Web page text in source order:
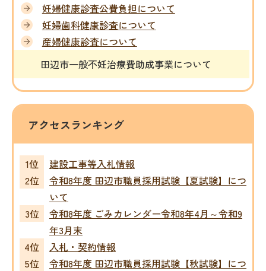
妊婦健康診査公費負担について
妊婦歯科健康診査について
産婦健康診査について
田辺市一般不妊治療費助成事業について
アクセスランキング
建設工事等入札情報
令和8年度 田辺市職員採用試験【夏試験】につ
いて
令和8年度 ごみカレンダー令和8年4月～令和9
年3月末
入札・契約情報
令和8年度 田辺市職員採用試験【秋試験】につ